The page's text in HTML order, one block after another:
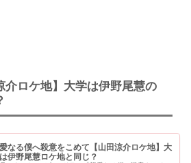
介ロケ地】大学は伊野尾慧の
なる僕へ殺意をこめて【山田涼介ロケ地】大
伊野尾慧ロケ地と同じ？